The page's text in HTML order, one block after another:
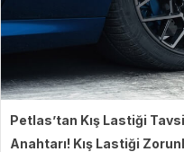
Petlas’tan Kış Lastiği
Anahtarı! Kış Lastiği